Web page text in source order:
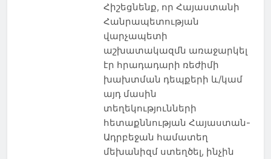
Հիշեցնենք, որ Հայաստանի
Հանրապետության
վարչապետի
աշխատակազմն առաջարկել
էր հրադադարի ռեժիմի
խախտման դեպքերի և/կամ
այդ մասին
տեղեկությունների
հետաքննության Հայաստան-
Ադրբեջան համատեղ
մեխանիզմ ստեղծել, ինչին